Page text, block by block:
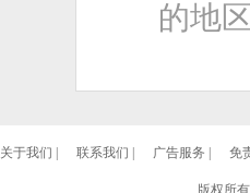
的地
关于我们 联系我们 广告服务 免
版权所